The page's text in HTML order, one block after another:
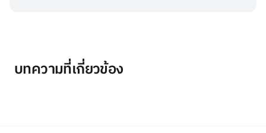
บทความที่เกี่ยวข้อง